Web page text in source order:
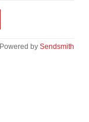
Powered by Sendsmith